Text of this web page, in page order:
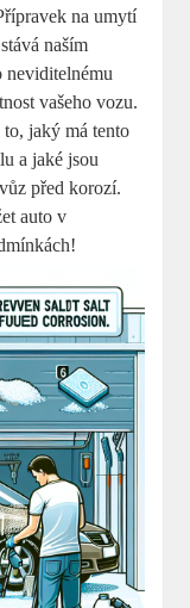
na umytí
naším
neviditelnému
vašeho vozu.
jaký má tento
a jaké jsou
před korozí.
auto v